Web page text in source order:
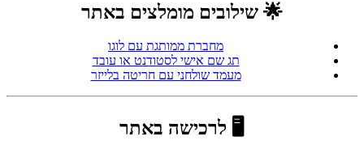
🌟 שילובים מומלצים באתר
מחברת ממותגת עם לוגו
תג שם אישי לסטודנט או עובד
מעמד שולחני עם חריטה בלייזר
🖥 לרכישה באתר